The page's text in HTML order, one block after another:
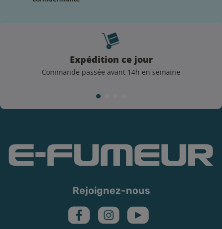
H311
cutané, catégorie 3Expédition ce jour
Commande passée avant 14h en semaine
Rejoignez-nous